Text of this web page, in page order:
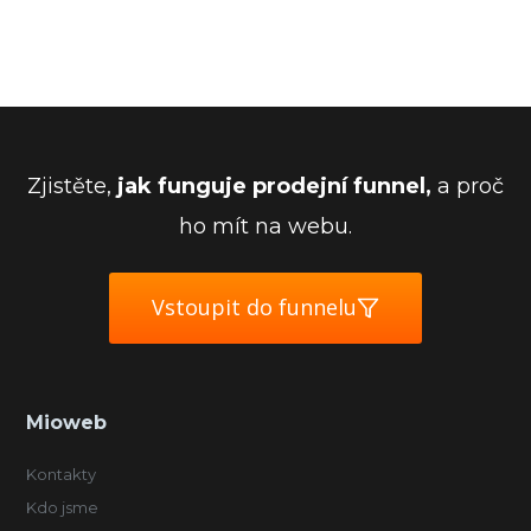
Zjistěte, jak funguje prodejní funnel, a proč
ho mít na webu.
Vstoupit do funnelu
Mioweb
Kontakty
Kdo jsme